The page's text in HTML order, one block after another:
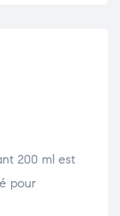
200 ml est
pour